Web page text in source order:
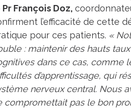
Pr François Doz,
l’efficacité de cette
pour ces patients. «
: maintenir des hauts
dans ce cas, comme
d’apprentissage, qui
nerveux central. Nous
compromettait pas le bon